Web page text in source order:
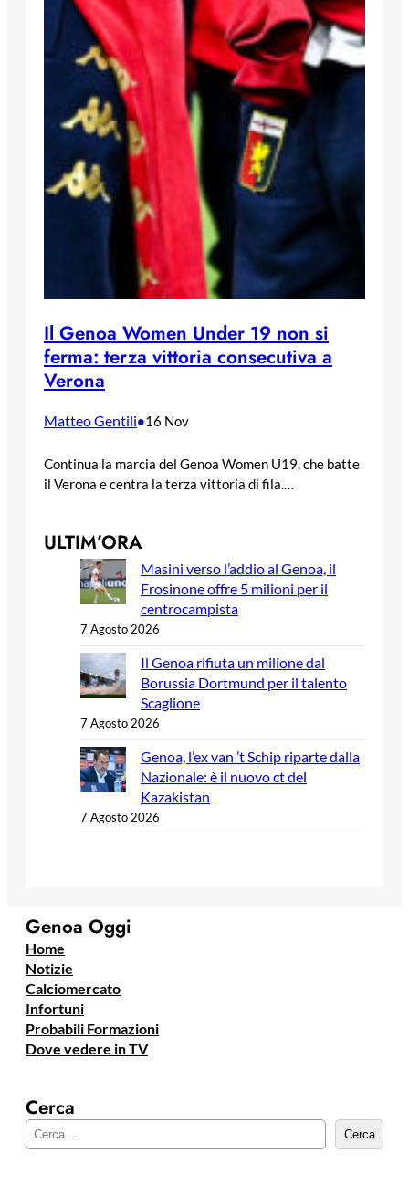
Il Genoa Women Under 19 non si
ferma: terza vittoria consecutiva a
Verona
Matteo Gentili•16 Nov
Continua la marcia del Genoa Women U19, che batte
il Verona e centra la terza vittoria di fila.…
ULTIM’ORA
Masini verso l’addio al Genoa, il
Frosinone offre 5 milioni per il
centrocampista
7 Agosto 2026
Il Genoa rifiuta un milione dal
Borussia Dortmund per il talento
Scaglione
7 Agosto 2026
Genoa, l’ex van ’t Schip riparte dalla
Nazionale: è il nuovo ct del
Kazakistan
7 Agosto 2026
Genoa Oggi
Home
Notizie
Calciomercato
Infortuni
Probabili Formazioni
Dove vedere in TV
Cerca
e
Cerca